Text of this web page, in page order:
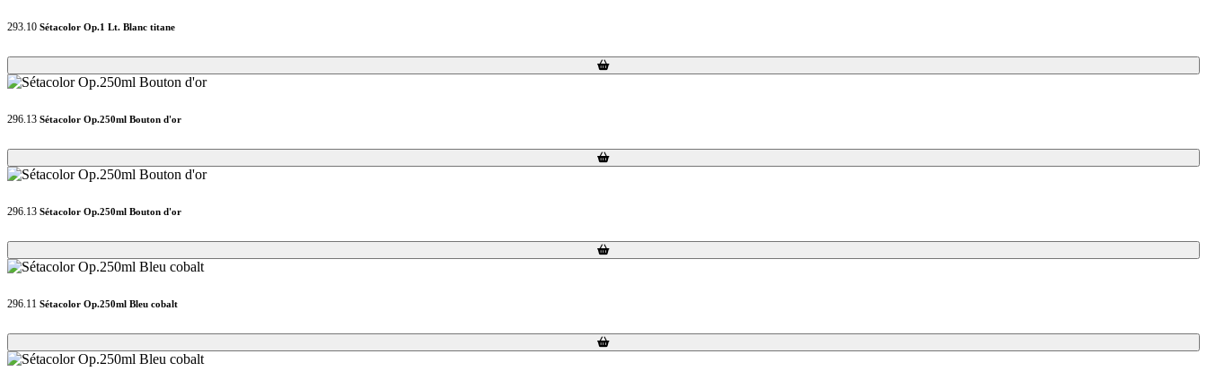
293.10 Sétacolor Op.1 Lt. Blanc titane
Loading...
Loading...
296.13 Sétacolor Op.250ml Bouton d'or
Loading...
Loading...
296.13 Sétacolor Op.250ml Bouton d'or
Loading...
Loading...
296.11 Sétacolor Op.250ml Bleu cobalt
Loading...
Loading...